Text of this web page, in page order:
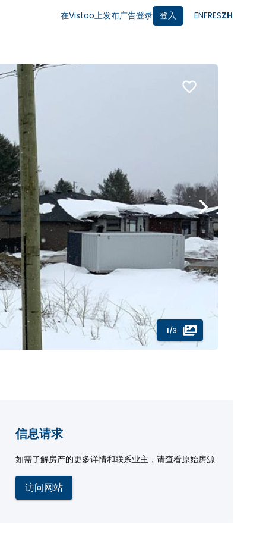
在Vistoo上发布广告登录 登入 ENFRESZH
favorite_border
1/3
信息请求
如需了解房产的更多详情和联系业主，请查看原始房源
访问网站